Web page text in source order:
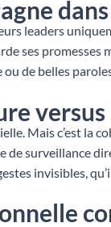
leaders
ses
de belles
Mais c’est la
de surveillance
invisibles,